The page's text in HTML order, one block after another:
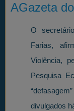
AGazeta
O
Farias,
Violência,
Pesquisa
divulgados